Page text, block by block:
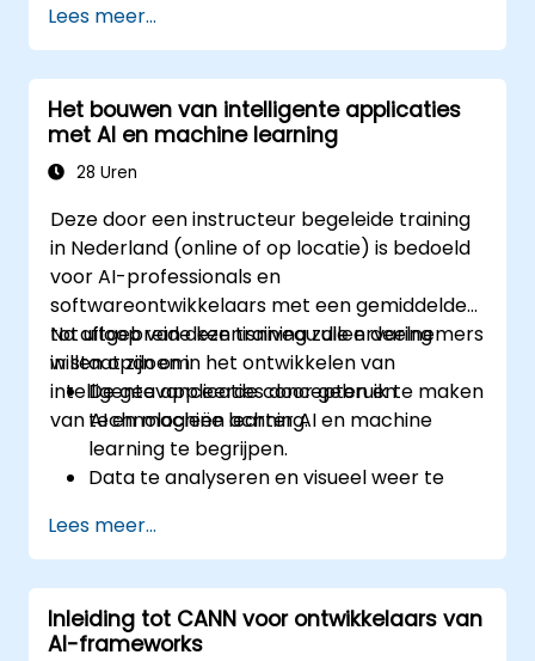
transformeren van AI tot een betrouwbare
dagelijkse assistent voor het opstellen en
verbeteren van documentatie, structureren
van eisen, versnellen van analyse en
rapportage, ondersteunen bij
probleemoplossing en het stroomlijnen van
bewezen promptpatronen,
validatietechnieken om fouten en
“hallucinaties” te verminderen, en
lichtgewicht governancepraktijken om
vertrouwelijke informatie en intellectueel
eigendom te beschermen. Het doel van de
cursus is het produceren van direct bruikbare
sjablonen, workflows en een herhaalbaar
werkwijze voor AI-ondersteund werken.
Lees meer...
Het bouwen van intelligente applicaties
met AI en machine learning
28 Uren
Deze door een instructeur begeleide training
in Nederland (online of op locatie) is bedoeld
voor AI-professionals en
softwareontwikkelaars met een gemiddelde
tot uitgebreide kennisniveau die ervaring
willen opdoen in het ontwikkelen van
intelligente applicaties door gebruik te maken
van AI en machine learning.
Na afloop van deze training zullen deelnemers
in staat zijn om:
De geavanceerde concepten en
technologieën achter AI en machine
learning te begrijpen.
Data te analyseren en visueel weer te
machinelearningmodellen te
ondersteunen.
Effectief AI- en machinelearningmodellen
te bouwen, trainen en implementeren.
Intelligente applicaties te creëren die
Lees meer...
Inleiding tot CANN voor ontwikkelaars van
AI-frameworks